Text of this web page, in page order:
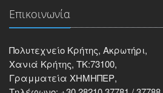
Επικοινωνία
Πολυτεχνείο Κρήτης, Ακρωτήρι,
Χανιά Κρήτης, ΤΚ:73100,
Γραμματεία ΧΗΜΗΠΕΡ,